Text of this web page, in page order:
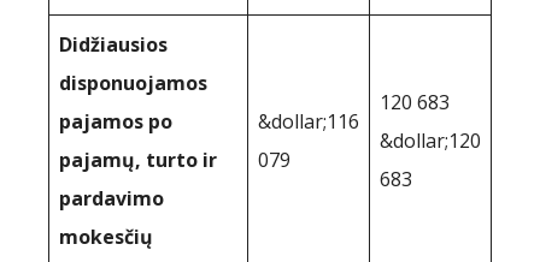
Didžiausios
disponuojamos
pajamos po
pajamų, turto ir
pardavimo
mokesčių
&dollar;116
079
120 683
&dollar;120
683